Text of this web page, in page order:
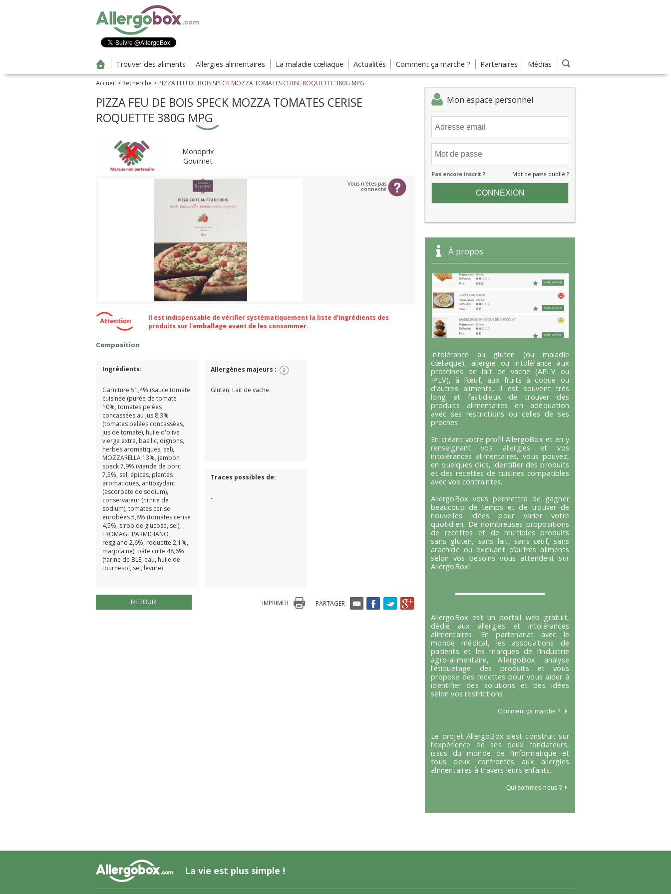
Trouver des aliments Allergies alimentaires La maladie cœliaque Actualités Comment ça marche ? Partenaires Médias
Accueil > Recherche > PIZZA FEU DE BOIS SPECK MOZZA TOMATES CERISE ROQUETTE 380G MPG
Mon espace personnel
Pas encore inscrit ? Mot de passe oublié ?
À propos
Intolérance au gluten (ou maladie
cœliaque), allergie ou intolérance aux
protéines de lait de vache (APLV ou
IPLV), à l’œuf, aux fruits à coque ou
d’autres aliments, il est souvent très
long et fastidieux de trouver des
produits alimentaires en adéquation
avec ses restrictions ou celles de ses
proches.
En créant votre profil AllergoBox et en y
renseignant vos allergies et vos
intolérances alimentaires, vous pouvez,
en quelques clics, identifier des produits
et des recettes de cuisines compatibles
avec vos contraintes.
AllergoBox vous permettra de gagner
beaucoup de temps et de trouver de
nouvelles idées pour varier votre
quotidien. De nombreuses propositions
de recettes et de multiples produits
sans gluten, sans lait, sans œuf, sans
arachide ou excluant d’autres aliments
selon vos besoins vous attendent sur
AllergoBox!
AllergoBox est un portail web gratuit,
dédié aux allergies et intolérances
alimentaires. En partenariat avec le
monde médical, les associations de
patients et les marques de l’industrie
agro-alimentaire, AllergoBox analyse
l’étiquetage des produits et vous
propose des recettes pour vous aider à
identifier des solutions et des idées
selon vos restrictions.
Comment ça marche ?
Le projet AllergoBox s’est construit sur
l’expérience de ses deux fondateurs,
issus du monde de l’informatique et
tous deux confrontés aux allergies
alimentaires à travers leurs enfants.
Qui sommes-nous ?
PIZZA FEU DE BOIS SPECK MOZZA TOMATES CERISE
ROQUETTE 380G MPG
Monoprix
Gourmet
Vous n'êtes pas
connecté
Il est indispensable de vérifier systématiquement la liste d'ingrédients des
produits sur l'emballage avant de les consommer.
Composition
Ingrédients:
Garniture 51,4% (sauce tomate
cuisinée (purée de tomate
10%, tomates pelées
concassées au jus 8,3%
(tomates pelées concassées,
jus de tomate), huile d'olive
vierge extra, basilic, oignons,
herbes aromatiques, sel),
MOZZARELLA 13%, jambon
speck 7,9% (viande de porc
7,5%, sel, épices, plantes
aromatiques, antioxydant
(ascorbate de sodium),
conservateur (nitrite de
sodium), tomates cerise
enrobées 5,8% (tomates cerise
4,5%, sirop de glucose, sel),
FROMAGE PARMIGIANO
reggiano 2,6%, roquette 2,1%,
marjolaine), pâte cuite 48,6%
(farine de BLÉ, eau, huile de
tournesol, sel, levure)
Allergènes majeurs :
Gluten, Lait de vache.
Traces possibles de:
-
RETOUR PARTAGER
IMPRIMER
La vie est plus simple !